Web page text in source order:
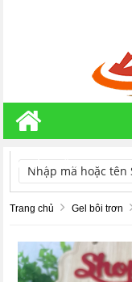
TÌM KIẾM
Trang chủ Gel bôi trơn